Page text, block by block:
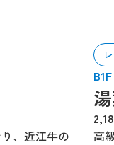
、近江牛の
高